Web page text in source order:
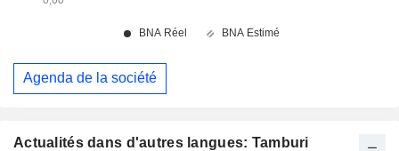
Actualités dans d'autres langues: Tamburi
Agenda de la société